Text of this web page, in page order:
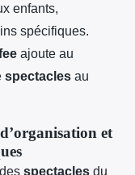
enfants,
spécifiques.
ajoute au
spectacles au
et
spectacles du